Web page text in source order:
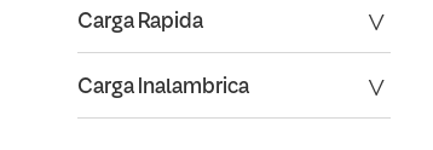
Carga Rapida
Carga Inalambrica